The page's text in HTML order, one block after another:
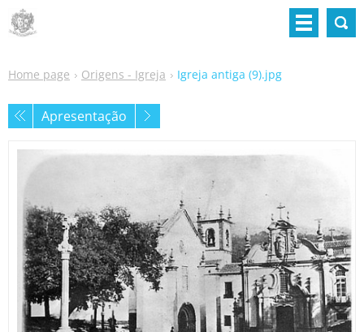
Home page Origens - Igreja Igreja antiga (9).jpg
Apresentação